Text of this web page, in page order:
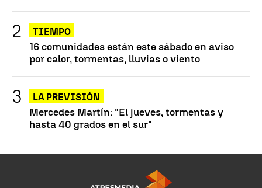
TIEMPO
16 comunidades están este sábado en aviso
por calor, tormentas, lluvias o viento
LA PREVISIÓN
Mercedes Martín: "El jueves, tormentas y
hasta 40 grados en el sur"